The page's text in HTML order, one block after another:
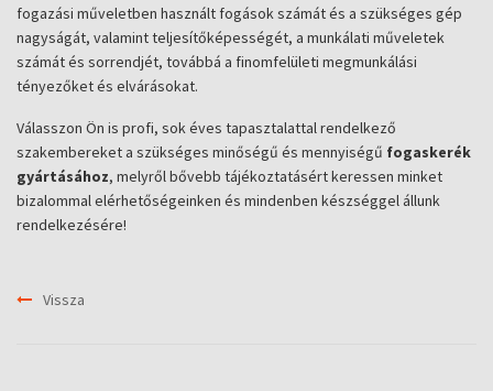
fogazási műveletben használt fogások számát és a szükséges gép
nagyságát, valamint teljesítőképességét, a munkálati műveletek
számát és sorrendjét, továbbá a finomfelületi megmunkálási
tényezőket és elvárásokat.
Válasszon Ön is profi, sok éves tapasztalattal rendelkező
szakembereket a szükséges minőségű és mennyiségű fogaskerék
gyártásához, melyről bővebb tájékoztatásért keressen minket
bizalommal elérhetőségeinken és mindenben készséggel állunk
rendelkezésére!
Vissza